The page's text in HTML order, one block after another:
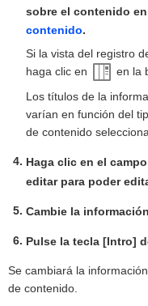
sobre el contenido
contenido.
Si la vista del registro
haga clic en
en la
Los títulos de la
varían en función del
de contenido
Haga clic en el
editar para poder
Cambie la
Pulse la tecla [Intro]
Se cambiará la
de contenido.